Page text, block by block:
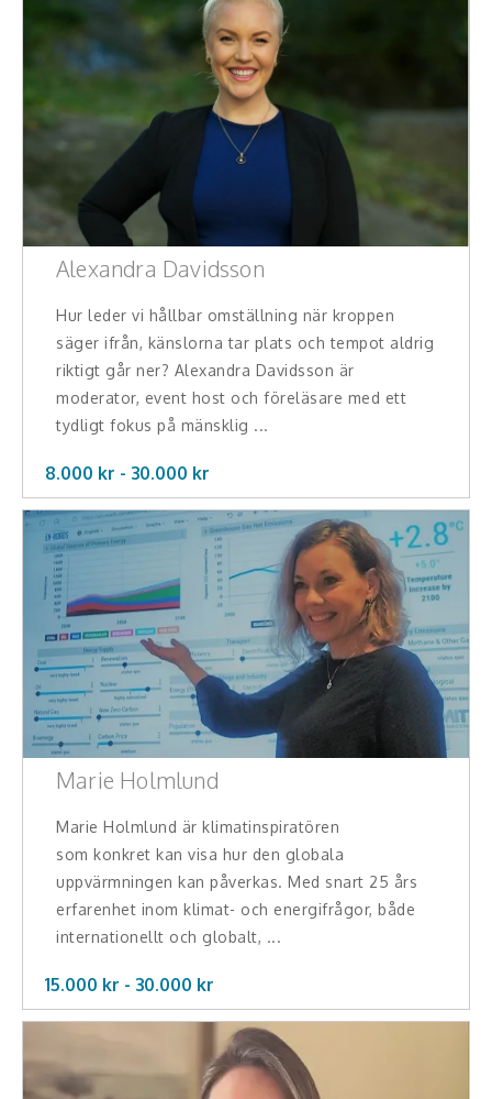
Alexandra Davidsson
Hur leder vi hållbar omställning när kroppen
säger ifrån, känslorna tar plats och tempot aldrig
riktigt går ner? Alexandra Davidsson är
moderator, event host och föreläsare med ett
tydligt fokus på mänsklig ...
8.000 kr - 30.000 kr
Marie Holmlund
Marie Holmlund är klimatinspiratören
som konkret kan visa hur den globala
uppvärmningen kan påverkas. Med snart 25 års
erfarenhet inom klimat- och energifrågor, både
internationellt och globalt, ...
15.000 kr - 30.000 kr